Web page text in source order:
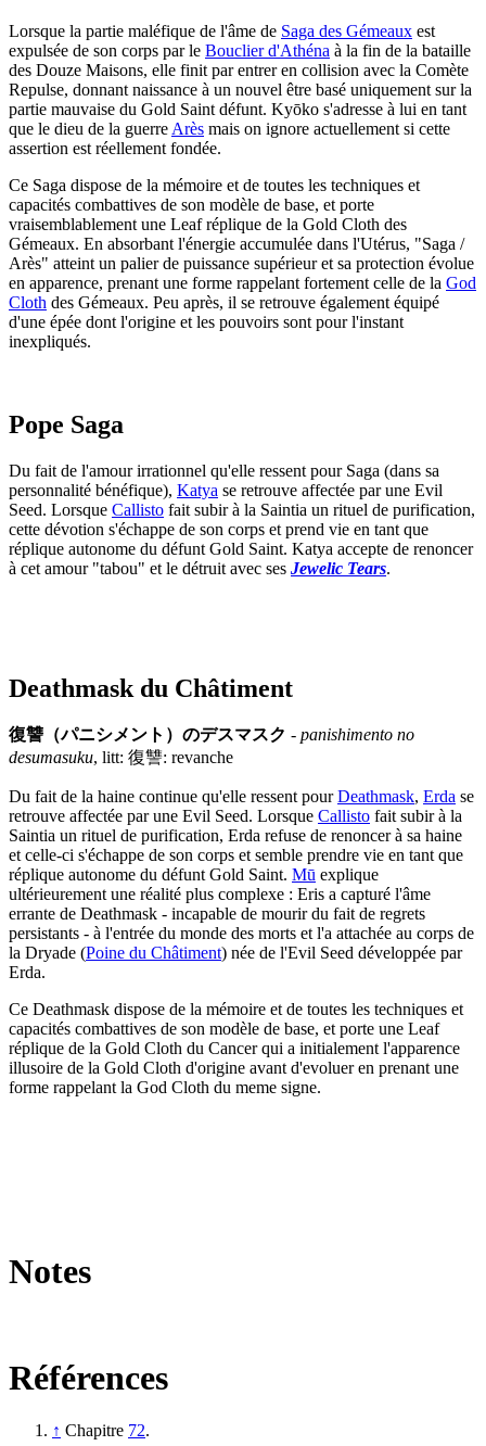
Lorsque la partie maléfique de l'âme de Saga des Gémeaux est
expulsée de son corps par le Bouclier d'Athéna à la fin de la bataille
des Douze Maisons, elle finit par entrer en collision avec la Comète
Repulse, donnant naissance à un nouvel être basé uniquement sur la
partie mauvaise du Gold Saint défunt. Kyōko s'adresse à lui en tant
que le dieu de la guerre Arès mais on ignore actuellement si cette
assertion est réellement fondée.
Ce Saga dispose de la mémoire et de toutes les techniques et
capacités combattives de son modèle de base, et porte
vraisemblablement une Leaf réplique de la Gold Cloth des
Gémeaux. En absorbant l'énergie accumulée dans l'Utérus, "Saga /
Arès" atteint un palier de puissance supérieur et sa protection évolue
en apparence, prenant une forme rappelant fortement celle de la God
Cloth des Gémeaux. Peu après, il se retrouve également équipé
d'une épée dont l'origine et les pouvoirs sont pour l'instant
inexpliqués.
Pope Saga
Du fait de l'amour irrationnel qu'elle ressent pour Saga (dans sa
personnalité bénéfique), Katya se retrouve affectée par une Evil
Seed. Lorsque Callisto fait subir à la Saintia un rituel de purification,
cette dévotion s'échappe de son corps et prend vie en tant que
réplique autonome du défunt Gold Saint. Katya accepte de renoncer
à cet amour "tabou" et le détruit avec ses Jewelic Tears.
Deathmask du Châtiment
復讐（パニシメント）のデスマスク - panishimento no
desumasuku, litt: 復讐: revanche
Du fait de la haine continue qu'elle ressent pourDeathmask, Erda se
retrouve affectée par une Evil Seed. Lorsque Callisto fait subir à la
Saintia un rituel de purification, Erda refuse de renoncer à sa haine
et celle-ci s'échappe de son corps et semble prendre vie en tant que
réplique autonome du défunt Gold Saint. Mū explique
ultérieurement une réalité plus complexe : Eris a capturé l'âme
errante de Deathmask - incapable de mourir du fait de regrets
persistants - à l'entrée du monde des morts et l'a attachée au corps de
la Dryade (Poine du Châtiment) née de l'Evil Seed développée par
Erda.
Ce Deathmask dispose de la mémoire et de toutes les techniques et
capacités combattives de son modèle de base, et porte une Leaf
réplique de la Gold Cloth du Cancer qui a initialement l'apparence
illusoire de la Gold Cloth d'origine avant d'evoluer en prenant une
forme rappelant la God Cloth du meme signe.
Notes
Références
↑ Chapitre 72.